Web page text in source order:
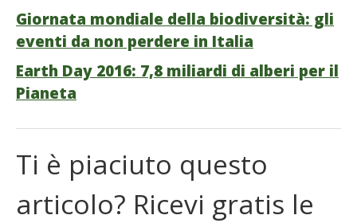
Giornata mondiale della biodiversità: gli
eventi da non perdere in Italia
Earth Day 2016: 7,8 miliardi di alberi per il
Pianeta
Ti è piaciuto questo
articolo? Ricevi gratis le